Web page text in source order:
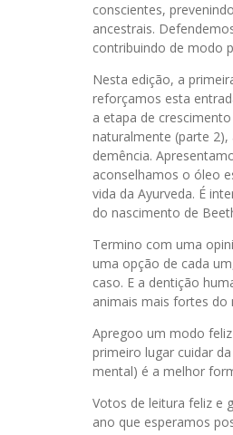
conscientes,
ancestrais.
contribuindo de modo
Nesta edição, a
reforçamos esta
a etapa de
naturalmente (parte 2),
demência.
aconselhamos o óleo
vida da Ayurveda. É
do nascimento de
Termino com uma
uma opção de cada
caso. E a dentição
animais mais fortes do
Apregoo um modo
primeiro lugar cuidar
mental) é a melhor
Votos de leitura feliz e
ano que esperamos